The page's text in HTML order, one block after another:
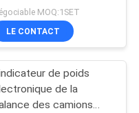
MOQ:1SET
LE CONTACT
de poids
de la
des camions